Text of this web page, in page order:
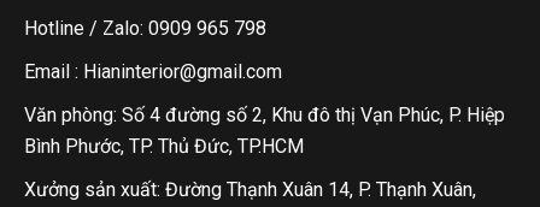
Hotline / Zalo: 0909 965 798
Email : Hianinterior@gmail.com
Văn phòng: Số 4 đường số 2, Khu đô thị Vạn Phúc, P. Hiệp
Bình Phước, TP. Thủ Đức, TP.HCM
Xưởng sản xuất: Đường Thạnh Xuân 14, P. Thạnh Xuân,